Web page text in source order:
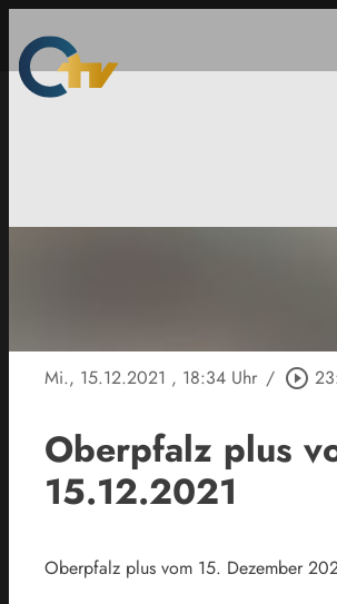
Mi., 15.12.2021 , 18:34 Uhr / play_circle_outline
Oberpfalz plus
15.12.2021
Oberpfalz plus vom 15. Dezember